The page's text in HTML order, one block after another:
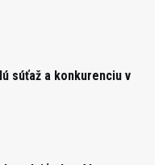
súťaž a konkurenciu v